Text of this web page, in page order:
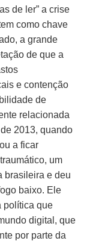
de ler” a crise
como chave
a grande
de que a
e contenção
de
relacionada
2013, quando
a ficar
um
brasileira e deu
baixo. Ele
política que
digital, que
por parte da